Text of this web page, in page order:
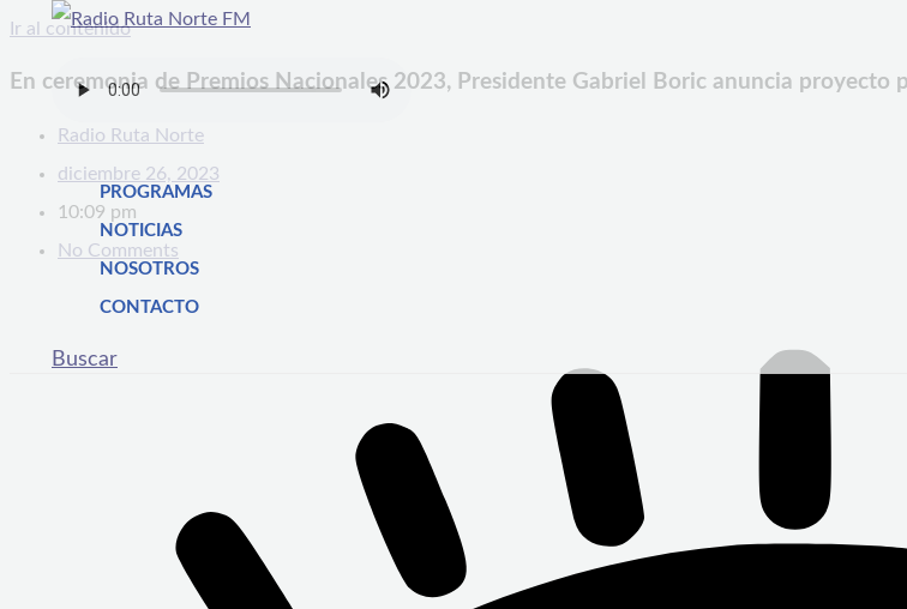
Ir al contenido
PROGRAMAS
NOTICIAS
NOSOTROS
CONTACTO
Buscar
En ceremonia de Premios Nacionales 2023, Presidente Gabriel Boric anuncia
Radio Ruta Norte
diciembre 26, 2023
10:09 pm
No Comments